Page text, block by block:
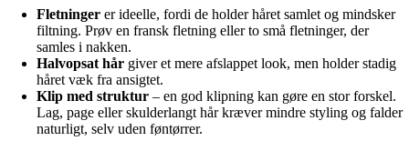
Fletninger er ideelle, fordi de holder håret samlet og mindsker
filtning. Prøv en fransk fletning eller to små fletninger, der
samles i nakken.
Halvopsat hår giver et mere afslappet look, men holder stadig
håret væk fra ansigtet.
Klip med struktur – en god klipning kan gøre en stor forskel.
Lag, page eller skulderlangt hår kræver mindre styling og falder
naturligt, selv uden føntørrer.